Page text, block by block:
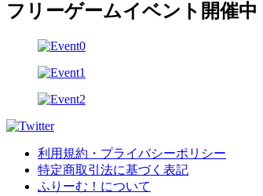
フリーゲームイベント開催中
利用規約・プライバシーポリシー
特定商取引法に基づく表記
ふりーむ！について